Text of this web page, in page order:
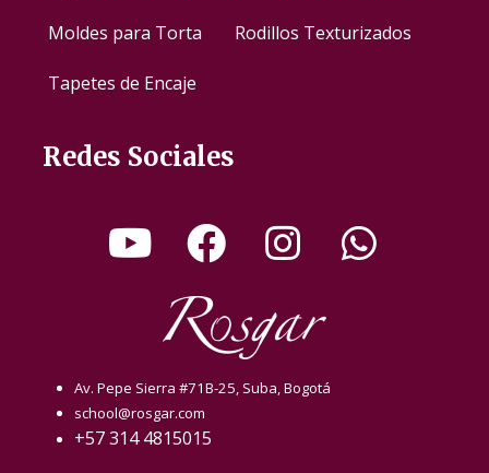
Moldes para Torta Rodillos Texturizados
Tapetes de Encaje
Redes Sociales
Av. Pepe Sierra #71B-25, Suba, Bogotá
school@rosgar.com
+57 314 4815015